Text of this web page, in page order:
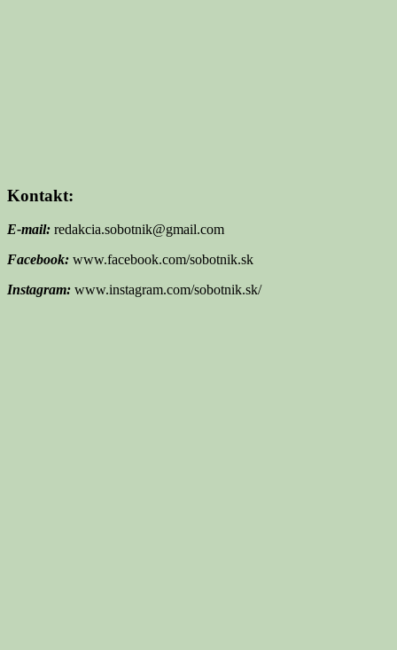
Kontakt:
E-mail: redakcia.sobotnik@gmail.com
Facebook: www.facebook.com/sobotnik.sk
Instagram: www.instagram.com/sobotnik.sk/